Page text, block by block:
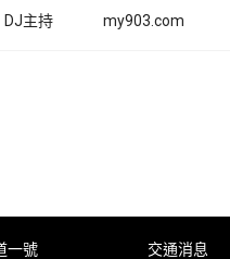
DJ主持 my903.com
一號 交通消息